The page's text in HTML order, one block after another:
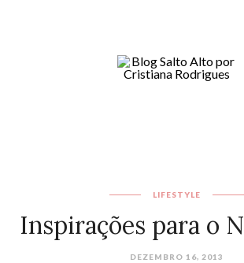
LIFESTYLE
Inspirações para o
DEZEMBRO 16, 2013